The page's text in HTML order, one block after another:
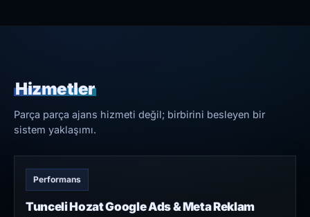
Hizmetler
Parça parça ajans hizmeti değil; birbirini besleyen bir
sistem yaklaşımı.
Performans
Tunceli Hozat Google Ads & Meta Reklam